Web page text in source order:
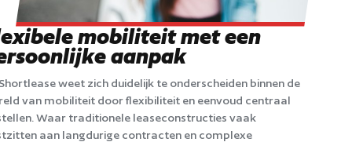
mobiliteit met een
aanpak
weet zich duidelijk te onderscheiden binnen de
van mobiliteit door flexibiliteit en eenvoud centraal
Waar traditionele leaseconstructies vaak
aan langdurige contracten en complexe